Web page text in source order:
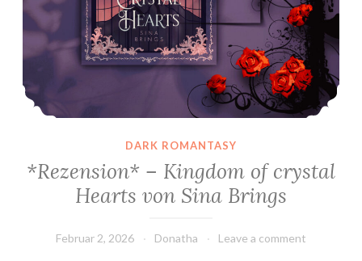
DARK ROMANTASY
*Rezension* – Kingdom of crystal
Hearts von Sina Brings
Februar 2, 2026 Donatha Leave a comment